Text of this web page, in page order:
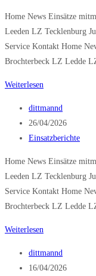
Home News Einsätze
Leeden LZ Tecklenburg
Service Kontakt Home
Brochterbeck LZ Ledde
Weiterlesen
klein
Beitrags-
Autor:
dittmannd
Beitrag
veröffentlicht:
26/04/2026
Beitrags-
Einsatzberichte
Home News Einsätze
Leeden LZ Tecklenburg
Service Kontakt Home
Brochterbeck LZ Ledde
Weiterlesen
Beitrags-
Autor:
dittmannd
Beitrag
16/04/2026